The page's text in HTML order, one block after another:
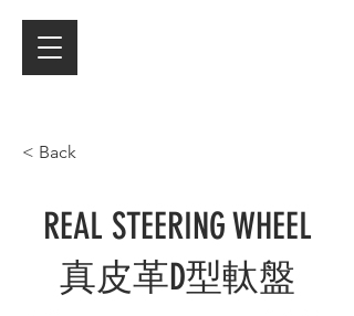
< Back
REAL STEERING WHEEL
真皮革D型軚盤